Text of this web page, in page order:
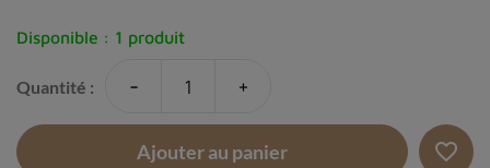
Disponible : 1 produit
Quantité : - +
Ajouter au panier favorite_border